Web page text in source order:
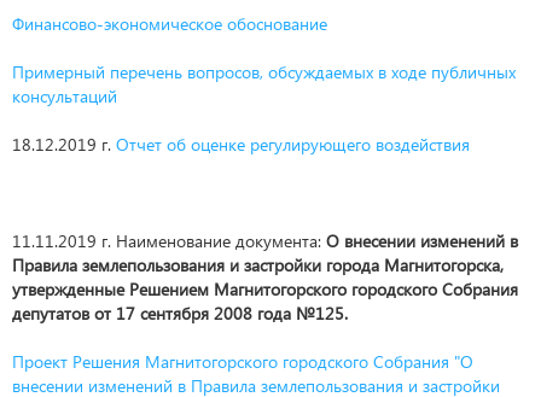
Финансово-экономическое обоснование
Примерный перечень вопросов, обсуждаемых в ходе публичных
консультаций
18.12.2019 г. Отчет об оценке регулирующего воздействия
11.11.2019 г. Наименование документа: О внесении изменений в
Правила землепользования и застройки города Магнитогорска,
утвержденные Решением Магнитогорского городского Собрания
депутатов от 17 сентября 2008 года №125.
Проект Решения Магнитогорского городского Собрания "О
внесении изменений в Правила землепользования и застройки